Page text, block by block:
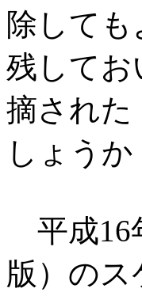
除して
残してお
摘された
しょうか
平成16
版）の